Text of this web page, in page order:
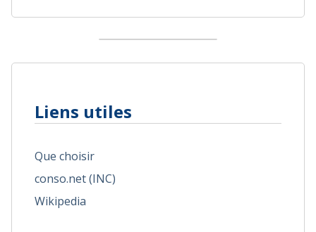
Liens utiles
Que choisir
conso.net (INC)
Wikipedia